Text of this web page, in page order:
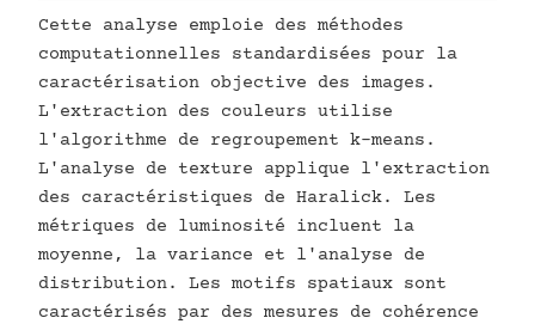
Cette analyse emploie des méthodes
computationnelles standardisées pour la
caractérisation objective des images.
L'extraction des couleurs utilise
l'algorithme de regroupement k-means.
L'analyse de texture applique l'extraction
des caractéristiques de Haralick. Les
métriques de luminosité incluent la
moyenne, la variance et l'analyse de
distribution. Les motifs spatiaux sont
caractérisés par des mesures de cohérence